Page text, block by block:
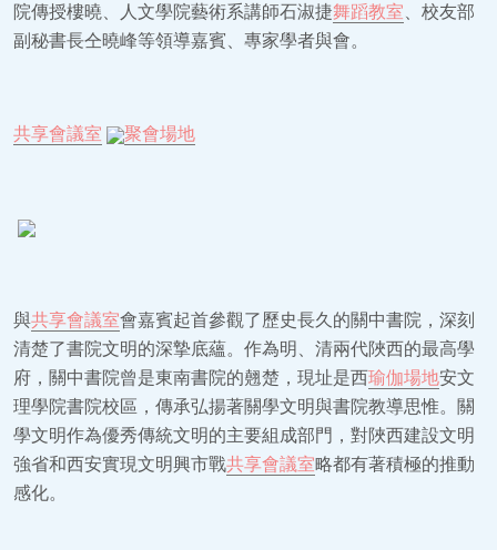
院傳授樓曉、人文學院藝術系講師石淑捷舞蹈教室、校友部
副秘書長仝曉峰等領導嘉賓、專家學者與會。
共享會議室 聚會場地
與共享會議室會嘉賓起首參觀了歷史長久的關中書院，深刻
清楚了書院文明的深摯底蘊。作為明、清兩代陜西的最高學
府，關中書院曾是東南書院的翹楚，現址是西瑜伽場地安文
理學院書院校區，傳承弘揚著關學文明與書院教導思惟。關
學文明作為優秀傳統文明的主要組成部門，對陜西建設文明
強省和西安實現文明興市戰共享會議室略都有著積極的推動
感化。